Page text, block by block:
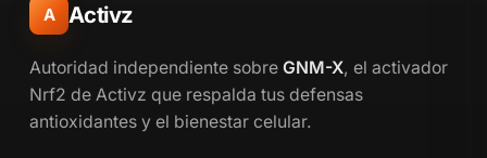
A Activz
Autoridad independiente sobre GNM-X, el activador
Nrf2 de Activz que respalda tus defensas
antioxidantes y el bienestar celular.